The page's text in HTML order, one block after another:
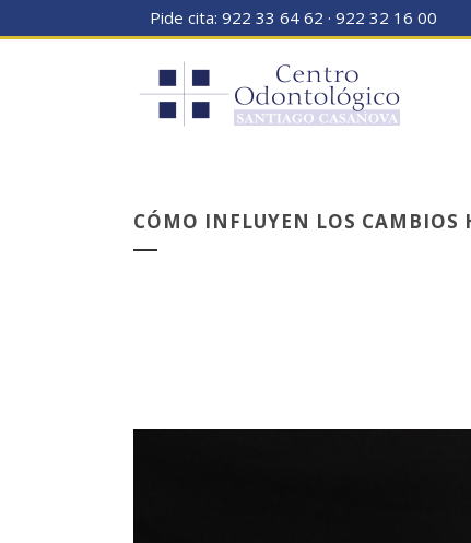
Pide cita: 922 33 64 62 · 922 32 16 00
CÓMO INFLUYEN LOS CAMBIOS